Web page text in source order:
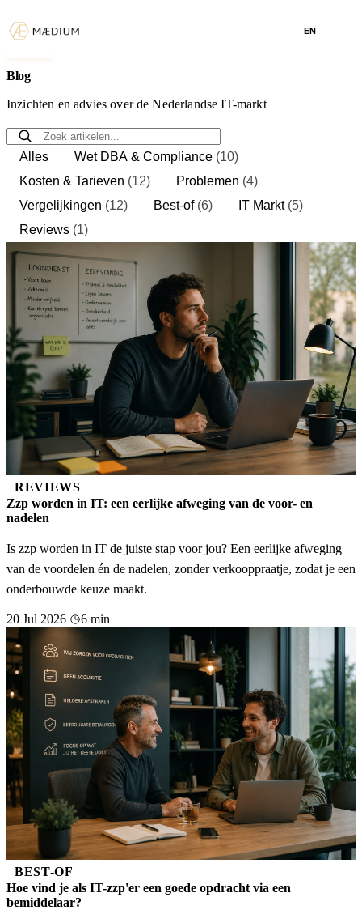
EN
Blog
Inzichten en advies over de Nederlandse IT-markt
Alles Wet DBA & Compliance (10)
Kosten & Tarieven (12) Problemen (4)
Vergelijkingen (12) Best-of (6) IT Markt (5)
Reviews (1)
REVIEWS
Zzp worden in IT: een eerlijke afweging van de voor- en
nadelen
Is zzp worden in IT de juiste stap voor jou? Een eerlijke afweging
van de voordelen én de nadelen, zonder verkooppraatje, zodat je een
onderbouwde keuze maakt.
20 Jul 2026 6 min
BEST-OF
Hoe vind je als IT-zzp'er een goede opdracht via een
bemiddelaar?